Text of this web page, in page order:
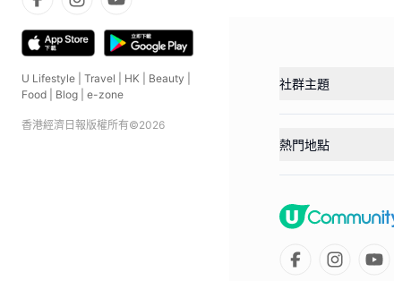
U Lifestyle Travel HK Beauty
Food
Blog e-zone
香港經濟日報版權所有©2026
社群主題
熱門地點